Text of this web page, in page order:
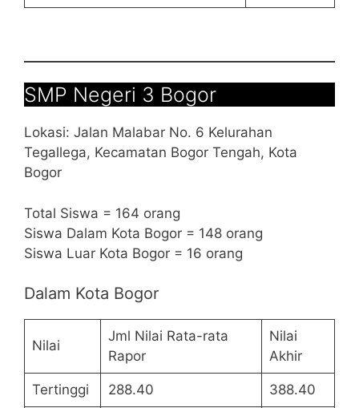
SMP Negeri 3 Bogor
Lokasi: Jalan Malabar No. 6 Kelurahan
Tegallega, Kecamatan Bogor Tengah, Kota
Bogor
Total Siswa = 164 orang
Siswa Dalam Kota Bogor = 148 orang
Siswa Luar Kota Bogor = 16 orang
Dalam Kota Bogor
Nilai
Jml Nilai Rata-rata
Rapor
Nilai
Akhir
Tertinggi 288.40 388.40